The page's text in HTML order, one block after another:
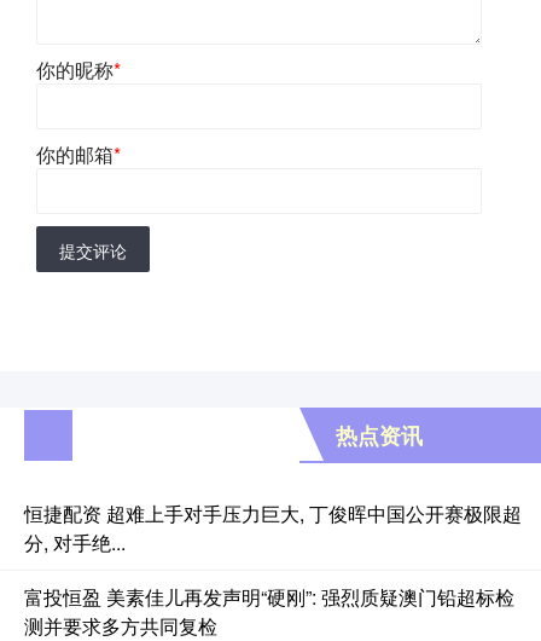
你的昵称*
你的邮箱*
提交评论
热点资讯
恒捷配资 超难上手对手压力巨大, 丁俊晖中国公开赛极限超
分, 对手绝...
富投恒盈 美素佳儿再发声明“硬刚”: 强烈质疑澳门铅超标检
测并要求多方共同复检